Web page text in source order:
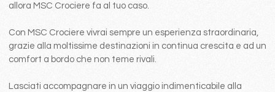
allora MSC Crociere fa al tuo caso.
Con MSC Crociere vivrai sempre un esperienza straordinaria,
grazie alla moltissime destinazioni in continua crescita e ad un
comfort a bordo che non teme rivali.
Lasciati accompagnare in un viaggio indimenticabile alla